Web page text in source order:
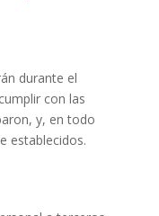
durante el
con las
y, en todo
establecidos.